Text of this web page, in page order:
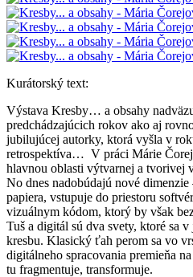
Kurátorský text:
Výstava Kresby… a obsahy
predchádzajúcich rokov ako aj
jubilujúcej autorky, ktorá vyšla v
retrospektíva… V práci Márie
hlavnou oblasti výtvarnej a tvorivej
No dnes nadobúdajú nové dimenzie
papiera, vstupuje do priestoru
vizuálnym kódom, ktorý by však
Tuš a digitál sú dva svety, ktoré sa
kresbu. Klasický ťah perom sa vo
digitálneho spracovania premieňa
tu fragmentuje, transformuje.